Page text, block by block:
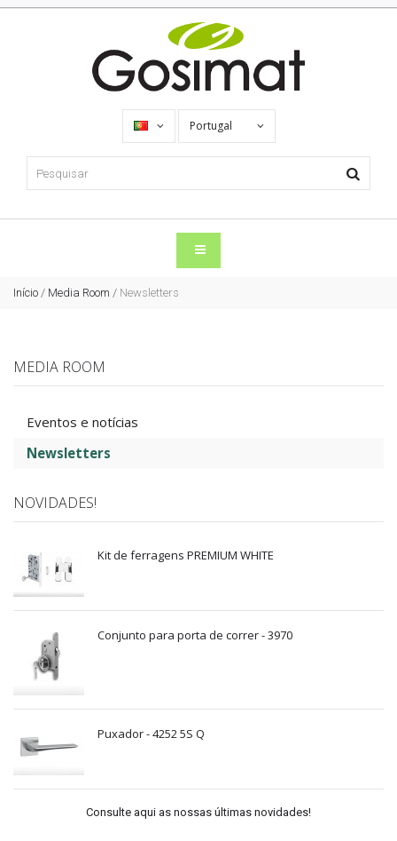
Portugal
Início / Media Room / Newsletters
MEDIA ROOM
Eventos e notícias
Newsletters
NOVIDADES!
Kit de ferragens PREMIUM WHITE
Conjunto para porta de correr - 3970
Puxador - 4252 5S Q
Consulte aqui as nossas últimas novidades!